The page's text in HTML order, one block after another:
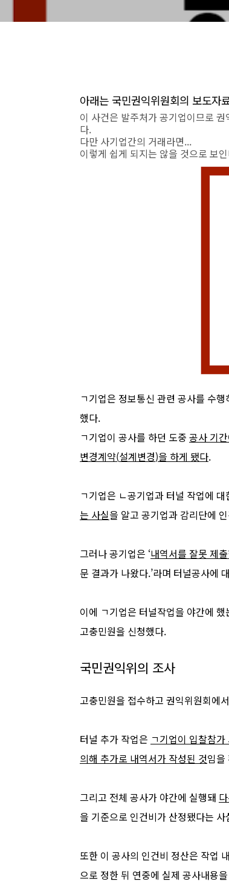
아래는 국민권익위원회의 보도자
이 사건은 발주처가 공기업이므로
다.
다만 사기업간의 거래라면...
이렇게 쉽게 되지는 않을 것으로 보
ㄱ기업은 정보통신 관련 공사를 수
했다.
ㄱ기업이 공사를 하던 도중 공사 기
변경계약(설계변경)을 하게 됐다.
ㄱ기업은 ㄴ공기업과 터널 작업에 대
는 사실을 알고 공기업과 감리단에
그러나 공기업은 ‘내역서를 잘못 제
문 결과가 나왔다.’라며 터널공사에
이에 ㄱ기업은 터널작업을 야간에
고충민원을 신청했다.
국민권익위의 조사
고충민원을 접수하고 권익위원회에
터널 추가 작업은 ㄱ기업이 입찰참
의해 추가로 내역서가 작성된 것임을
그리고 전체 공사가 야간에 실행돼
을 기준으로 인건비가 산정됐다는
또한 이 공사의 인건비 정산은 작업
으로 정한 뒤 연중에 실제 공사내용